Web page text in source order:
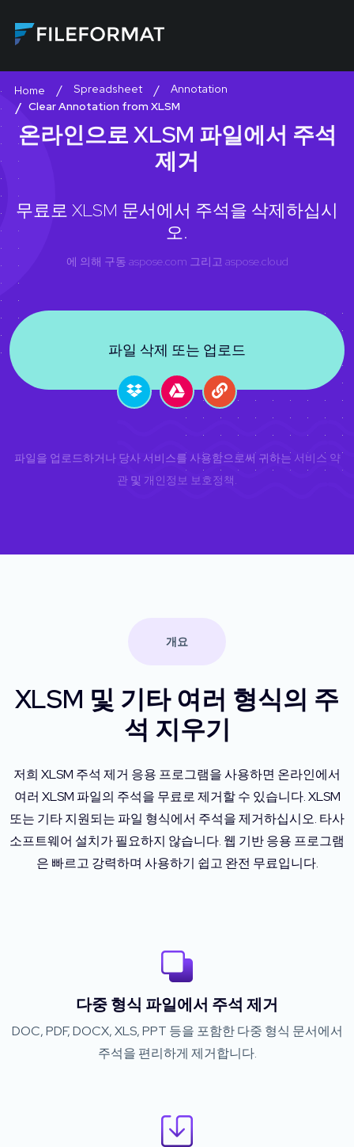
Home Spreadsheet
Annotation
Clear Annotation from XLSM
온라인으로 XLSM 파일에서 주석
제거
무료로 XLSM 문서에서 주석을 삭제하십시
오.
에 의해 구동 aspose.com 그리고 aspose.cloud
파일 삭제 또는 업로드
파일을 업로드하거나 당사 서비스를 사용함으로써 귀하는 서비스 약
관 및 개인정보 보호정책
개요
XLSM 및 기타 여러 형식의 주
석 지우기
저희 XLSM 주석 제거 응용 프로그램을 사용하면 온라인에서
여러 XLSM 파일의 주석을 무료로 제거할 수 있습니다. XLSM
또는 기타 지원되는 파일 형식에서 주석을 제거하십시오. 타사
소프트웨어 설치가 필요하지 않습니다. 웹 기반 응용 프로그램
은 빠르고 강력하며 사용하기 쉽고 완전 무료입니다.
다중 형식 파일에서 주석 제거
DOC, PDF, DOCX, XLS, PPT 등을 포함한 다중 형식 문서에서
주석을 편리하게 제거합니다.